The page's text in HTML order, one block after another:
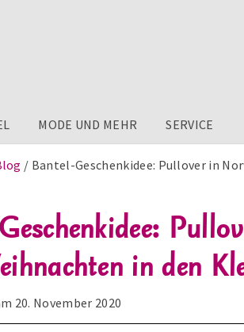
MODE UND MEHR SERVICE
Bantel-Geschenkidee: Pullover in
in den
20. November 2020